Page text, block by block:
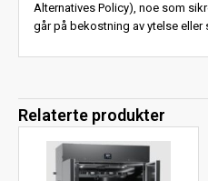
Alternatives Policy), noe som
går på bekostning av ytelse eller
Relaterte produkter